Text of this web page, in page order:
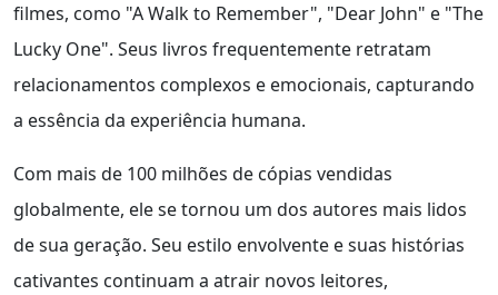
filmes, como "A Walk to Remember", "Dear John" e "The
Lucky One". Seus livros frequentemente retratam
relacionamentos complexos e emocionais, capturando
a essência da experiência humana.
Com mais de 100 milhões de cópias vendidas
globalmente, ele se tornou um dos autores mais lidos
de sua geração. Seu estilo envolvente e suas histórias
cativantes continuam a atrair novos leitores,